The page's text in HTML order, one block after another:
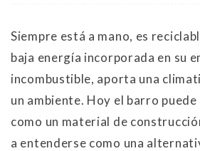
Siempre está a mano, es
baja energía incorporada en su
incombustible, aporta una
un ambiente. Hoy el barro
como un material de
a entenderse como una